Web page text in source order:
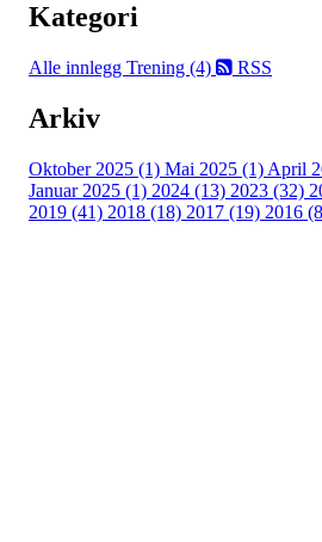
Kategori
Alle innlegg Trening (4) RSS
Arkiv
Oktober 2025 (1) Mai 2025 (1) April
Januar 2025 (1) 2024 (13) 2023 (32)
2019 (41) 2018 (18) 2017 (19) 2016